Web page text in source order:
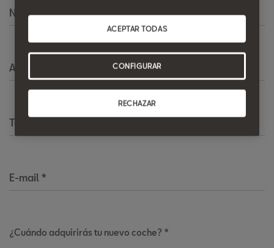
Nombre*
Apellido
Teléfono
E-mail *
¿Cuándo adquirirás tu nuevo coche? *
RECHAZAR
ACEPTAR TODAS
CONFIGURAR